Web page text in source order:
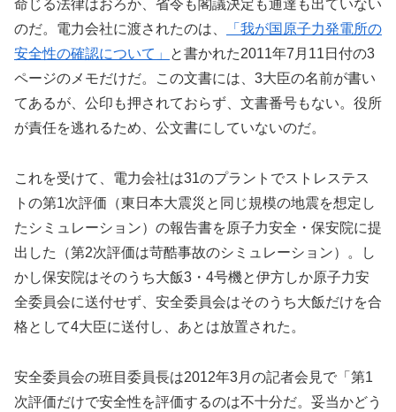
命じる法律はおろか、省令も閣議決定も通達も出ていない
のだ。電力会社に渡されたのは、
「我が国原子力発電所の
安全性の確認について」
と書かれた2011年7月11日付の3
ページのメモだけだ。この文書には、3大臣の名前が書い
てあるが、公印も押されておらず、文書番号もない。役所
が責任を逃れるため、公文書にしていないのだ。
これを受けて、電力会社は31のプラントでストレステス
トの第1次評価（東日本大震災と同じ規模の地震を想定し
たシミュレーション）の報告書を原子力安全・保安院に提
出した（第2次評価は苛酷事故のシミュレーション）。し
かし保安院はそのうち大飯3・4号機と伊方しか原子力安
全委員会に送付せず、安全委員会はそのうち大飯だけを合
格として4大臣に送付し、あとは放置された。
安全委員会の班目委員長は2012年3月の記者会見で「第1
次評価だけで安全性を評価するのは不十分だ。妥当かどう